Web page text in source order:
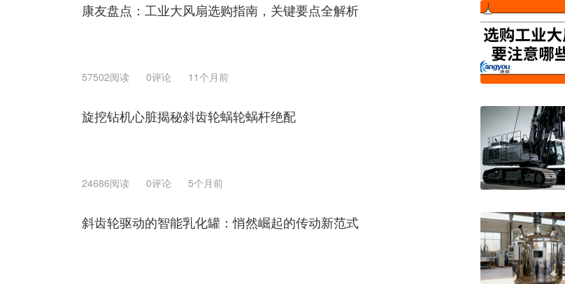
康友盘点：工业大风扇选购指南，关键要点全解析
57502阅读 0评论 11个月前
旋挖钻机心脏揭秘斜齿轮蜗轮蜗杆绝配
24686阅读 0评论 5个月前
斜齿轮驱动的智能乳化罐：悄然崛起的传动新范式